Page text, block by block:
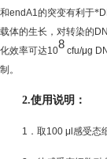
和endA1的突变有利于*
载体的生长，对转染的
化效率可达10
8
cfu/μg
制。
2.使用说明：
1 ．取100 μl 感受态